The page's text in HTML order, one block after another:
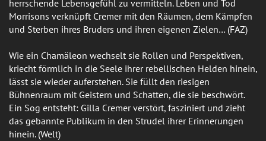
herrschende Lebensgefühl zu vermitteln. Leben und Tod
Morrisons verknüpft Cremer mit den Räumen, dem Kämpfen
und Sterben ihres Bruders und ihren eigenen Zielen… (FAZ)
Wie ein Chamäleon wechselt sie Rollen und Perspektiven,
kriecht förmlich in die Seele ihrer rebellischen Helden hinein,
lässt sie wieder auferstehen. Sie füllt den riesigen
Bühnenraum mit Geistern und Schatten, die sie beschwört.
Ein Sog entsteht: Gilla Cremer verstört, fasziniert und zieht
das gebannte Publikum in den Strudel ihrer Erinnerungen
hinein. (Welt)